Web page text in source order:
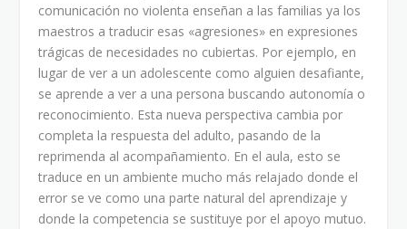
comunicación no violenta enseñan a las familias ya los
maestros a traducir esas «agresiones» en expresiones
trágicas de necesidades no cubiertas. Por ejemplo, en
lugar de ver a un adolescente como alguien desafiante,
se aprende a ver a una persona buscando autonomía o
reconocimiento. Esta nueva perspectiva cambia por
completa la respuesta del adulto, pasando de la
reprimenda al acompañamiento. En el aula, esto se
traduce en un ambiente mucho más relajado donde el
error se ve como una parte natural del aprendizaje y
donde la competencia se sustituye por el apoyo mutuo.